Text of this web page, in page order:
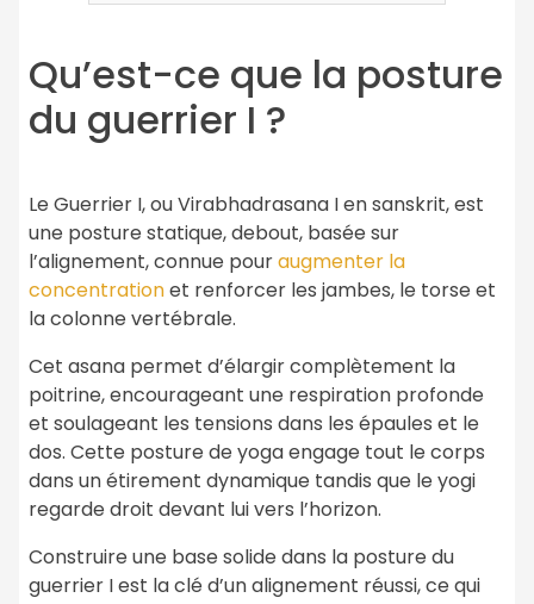
Qu’est-ce que la posture
du guerrier I ?
Le Guerrier I, ou Virabhadrasana I en sanskrit, est
une posture statique, debout, basée sur
l’alignement, connue pouraugmenter la
concentrationet renforcer les jambes, le torse et
la colonne vertébrale.
Cet asana permet d’élargir complètement la
poitrine, encourageant une respiration profonde
et soulageant les tensions dans les épaules et le
dos. Cette posture de yoga engage tout le corps
dans un étirement dynamique tandis que le yogi
regarde droit devant lui vers l’horizon.
Construire une base solide dans la posture du
guerrier I est la clé d’un alignement réussi, ce qui